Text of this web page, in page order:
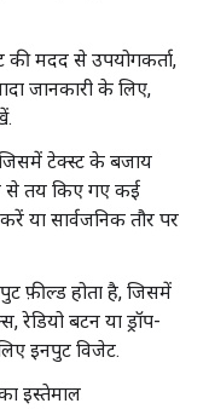
की मदद से उपयोगकर्ता,
जानकारी के लिए,
टेक्स्ट के बजाय
से तय किए गए कई
या सार्वजनिक तौर पर
फ़ील्ड होता है, जिसमें
बटन या ड्रॉप-
इनपुट विजेट.
इस्तेमाल